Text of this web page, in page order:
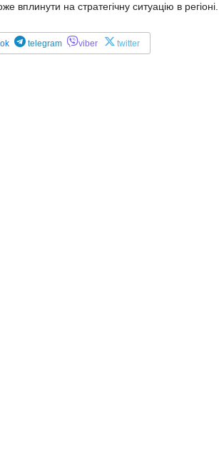
вплинути на стратегічну ситуацію в регіоні.
telegram viber twitter